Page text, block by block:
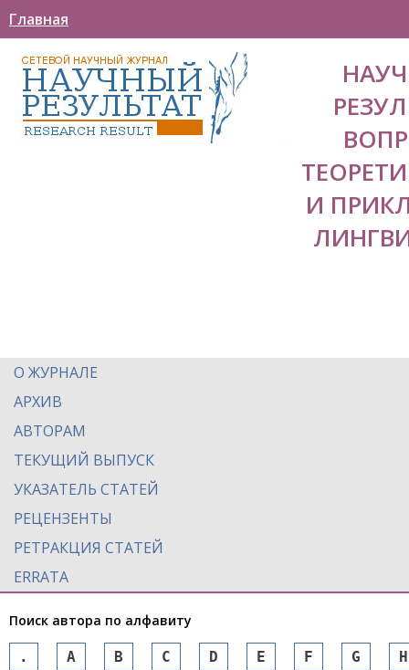
Главная
И
О ЖУРНАЛЕ
АРХИВ
АВТОРАМ
ТЕКУЩИЙ ВЫПУСК
УКАЗАТЕЛЬ СТАТЕЙ
РЕЦЕНЗЕНТЫ
РЕТРАКЦИЯ СТАТЕЙ
ERRATA
Поиск автора по алфавиту
. A B C D E F G H